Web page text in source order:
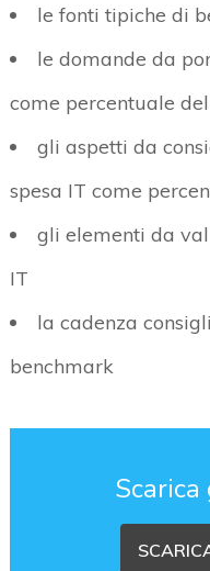
le fonti tipiche di
le domande da
come percentuale
gli aspetti da
spesa IT come
gli elementi da
IT
la cadenza
benchmark